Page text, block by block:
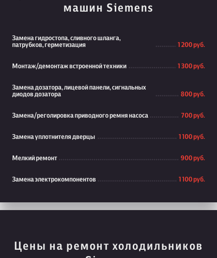
машин Siemens
Замена гидростопа, сливного шланга,
патрубков, герметизация
1 200 руб.
Монтаж/демонтаж встроенной техники 1 300 руб.
Замена дозатора, лицевой панели, сигнальных
диодов дозатора
800 руб.
Замена/реголировка приводного ремня насоса 700 руб.
Замена уплотнителя дверцы 1 100 руб.
Мелкий ремонт 900 руб.
Замена электрокомпонентов 1 100 руб.
Цены на ремонт холодильников